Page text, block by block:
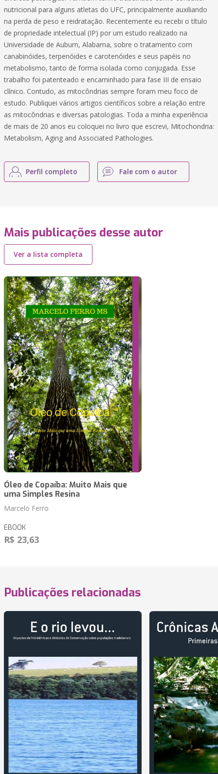
nutricional para alguns atletas do UFC, principalmente auxiliando
na perda de peso e reidratação. Recentemente eu recebi o título
de propriedade intelectual (IP) por um estudo realizado na
Universidade de Auburn, Alabama, sobre o tratamento com
canabinóides, terpenóides e carotenóides e seus papéis no
metabolismo, tanto de forma isolada como conjugada. Esse
trabalho foi patenteado e encaminhado para fase III de ensaio
clínico. Contudo, as mitocôndrias sempre foram meu foco de
estudo. Publiquei vários artigos científicos sobre a relação entre
as mitocôndrias e diversas patologias. Toda a minha experiência
de mais de 20 anos eu coloquei no livro que escrevi, Mitochondria:
Metabolism, Aging and Associated Pathologies.
Perfil completo Fale com o autor
Mais publicações desse autor
Ver a lista completa
Óleo de Copaíba: Muito Mais que
uma Simples Resina
Marcelo Ferro
EBOOK
R$ 23,63
Publicações relacionadas